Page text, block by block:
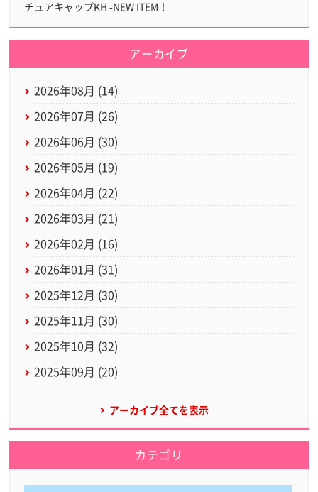
チュアキャップKH -NEW ITEM！
アーカイブ
2026年08月 (14)
2026年07月 (26)
2026年06月 (30)
2026年05月 (19)
2026年04月 (22)
2026年03月 (21)
2026年02月 (16)
2026年01月 (31)
2025年12月 (30)
2025年11月 (30)
2025年10月 (32)
2025年09月 (20)
アーカイブ全てを表示
カテゴリ